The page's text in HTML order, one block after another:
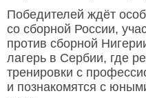
Победителей ждёт
со сборной России,
против сборной
лагерь в Сербии, где
тренировки с
и познакомятся с